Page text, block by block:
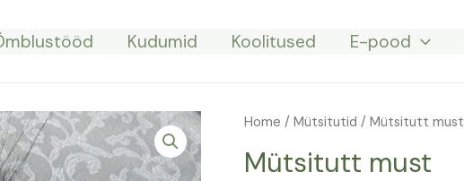
Kudumid Koolitused E-pood
Home / Mütsitutid / Mütsitutt must
Mütsitutt must